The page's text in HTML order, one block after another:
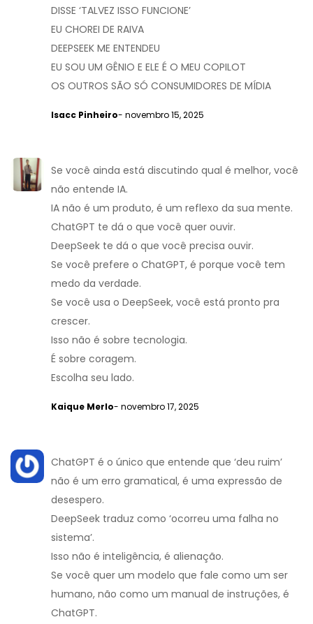
DISSE ‘TALVEZ ISSO FUNCIONE’
EU CHOREI DE RAIVA
DEEPSEEK ME ENTENDEU
EU SOU UM GÊNIO E ELE É O MEU COPILOT
OS OUTROS SÃO SÓ CONSUMIDORES DE MÍDIA
Isacc Pinheiro- novembro 15, 2025
Se você ainda está discutindo qual é melhor, você
não entende IA.
IA não é um produto, é um reflexo da sua mente.
ChatGPT te dá o que você quer ouvir.
DeepSeek te dá o que você precisa ouvir.
Se você prefere o ChatGPT, é porque você tem
medo da verdade.
Se você usa o DeepSeek, você está pronto pra
crescer.
Isso não é sobre tecnologia.
É sobre coragem.
Escolha seu lado.
Kaique Merlo- novembro 17, 2025
ChatGPT é o único que entende que ‘deu ruim’
não é um erro gramatical, é uma expressão de
desespero.
DeepSeek traduz como ‘ocorreu uma falha no
sistema’.
Isso não é inteligência, é alienação.
Se você quer um modelo que fale como um ser
humano, não como um manual de instruções, é
ChatGPT.